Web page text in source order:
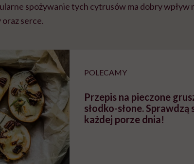
spożywanie tych cytrusów ma dobry wpływ
serce.
POLECAMY
Przepis na pieczone
słodko-słone. Sprawdzą
każdej porze dnia!